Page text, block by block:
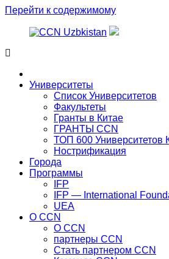
Перейти к содержимому
Университеты
Список Университетов
Факультеты
Гранты в Китае
ГРАНТЫ ССN
ТОП 600 Университетов
Нострификация
Города
Программы
IFP
IFP — International
UEA
О CCN
О CCN
партнеры ССN
Стать партнером CCN